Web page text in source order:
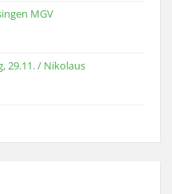
MGV
29.11. / Nikolaus